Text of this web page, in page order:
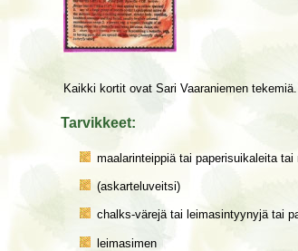
Kaikki kortit ovat Sari Vaaraniemen tekemiä.
Tarvikkeet:
maalarinteippiä tai paperisuikaleita tai
(askarteluveitsi)
chalks-värejä tai leimasintyynyjä tai
leimasimen